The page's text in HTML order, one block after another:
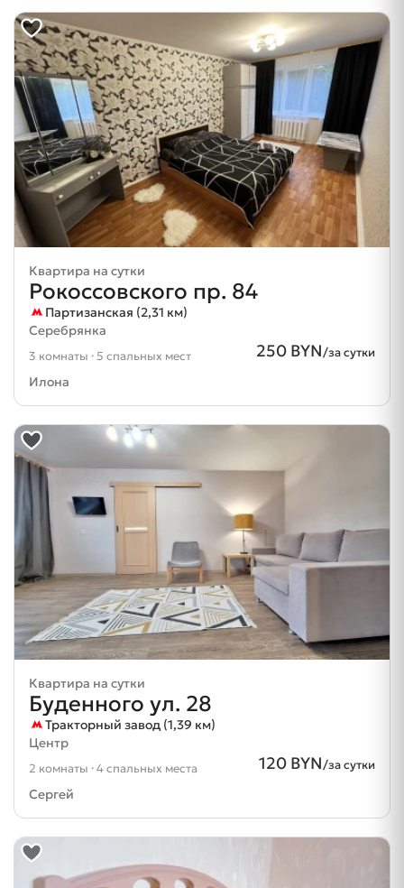
Квартира на сутки
Рокоссовского пр. 84
Партизанская (2,31 км)
Серебрянка
250 BYN/за сутки
3 комнаты · 5 спальных мест
Илона
Квартира на сутки
Буденного ул. 28
Тракторный завод (1,39 км)
Центр
120 BYN/за сутки
2 комнаты · 4 спальных места
Сергей